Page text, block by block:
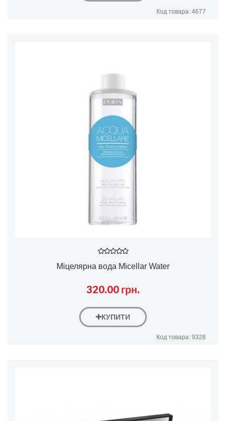
Код товара: 4677
Міцелярна вода Micellar Water
320.00 грн.
КУПИТИ
Код товара: 9328